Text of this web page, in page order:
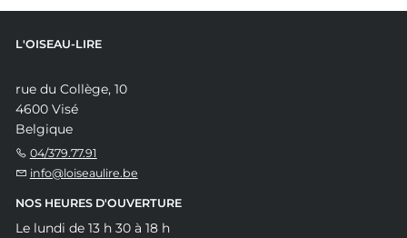
L'OISEAU-LIRE
rue du Collège, 10
4600 Visé
Belgique
04/379.77.91
info@loiseaulire.be
NOS HEURES D'OUVERTURE
Le lundi de 13 h 30 à 18 h